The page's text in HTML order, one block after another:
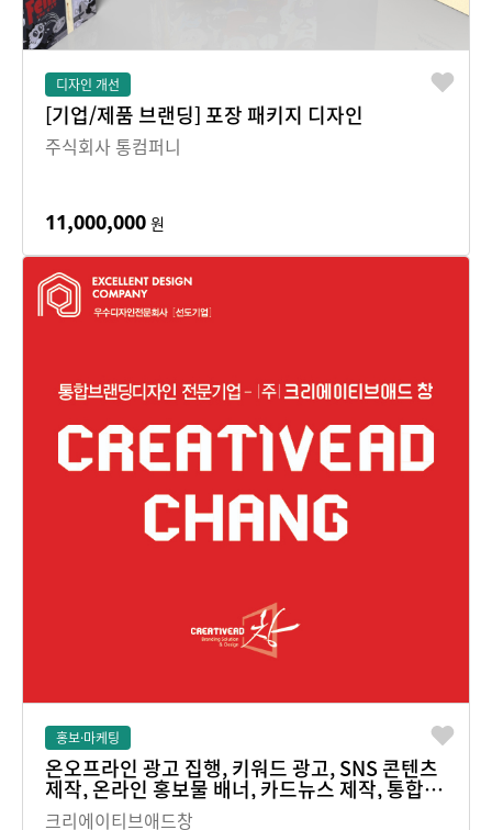
디자인 개선
[기업/제품 브랜딩] 포장 패키지 디자인
주식회사 통컴퍼니
11,000,000 원
홍보·마케팅
온오프라인 광고 집행, 키워드 광고, SNS 콘텐츠
제작, 온라인 홍보물 배너, 카드뉴스 제작, 통합 마
케팅 솔루션
크리에이티브애드창